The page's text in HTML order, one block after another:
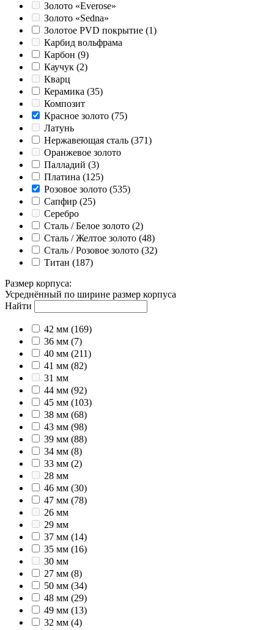
Золото «Everose»
Золото «Sedna»
Золотое PVD покрытие (1)
Карбид вольфрама
Карбон (9)
Каучук (2)
Кварц
Керамика (35)
Композит
Красное золото (75)
Латунь
Нержавеющая сталь (371)
Оранжевое золото
Палладий (3)
Платина (125)
Розовое золото (535)
Сапфир (25)
Серебро
Сталь / Белое золото (2)
Сталь / Желтое золото (48)
Сталь / Розовое золото (32)
Титан (187)
Размер корпуса:
Усреднённый по ширине размер корпуса
Найти
42 мм (169)
36 мм (7)
40 мм (211)
41 мм (82)
31 мм
44 мм (92)
45 мм (103)
38 мм (68)
43 мм (98)
39 мм (88)
34 мм (8)
33 мм (2)
28 мм
46 мм (30)
47 мм (78)
26 мм
29 мм
37 мм (14)
35 мм (16)
30 мм
27 мм (8)
50 мм (34)
48 мм (29)
49 мм (13)
32 мм (4)